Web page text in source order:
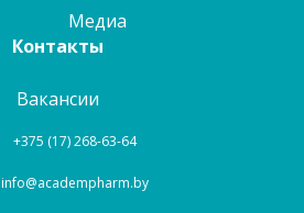
Медиа
Контакты
Вакансии
+375 (17) 268-63-64
info@academpharm.by